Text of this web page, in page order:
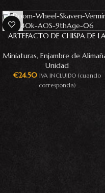
ARTEFACTO DE CHISPA DE
Miniaturas, Enjambre de
Unidad
€24.50 IVA INCLUIDO (cuando
corresponda)